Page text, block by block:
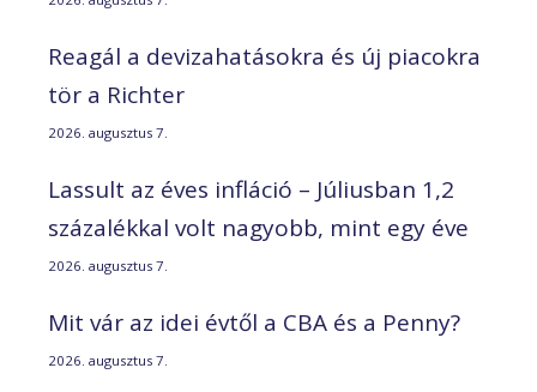
Reagál a devizahatásokra és új piacokra
tör a Richter
2026. augusztus 7.
Lassult az éves infláció – Júliusban 1,2
százalékkal volt nagyobb, mint egy éve
2026. augusztus 7.
Mit vár az idei évtől a CBA és a Penny?
2026. augusztus 7.